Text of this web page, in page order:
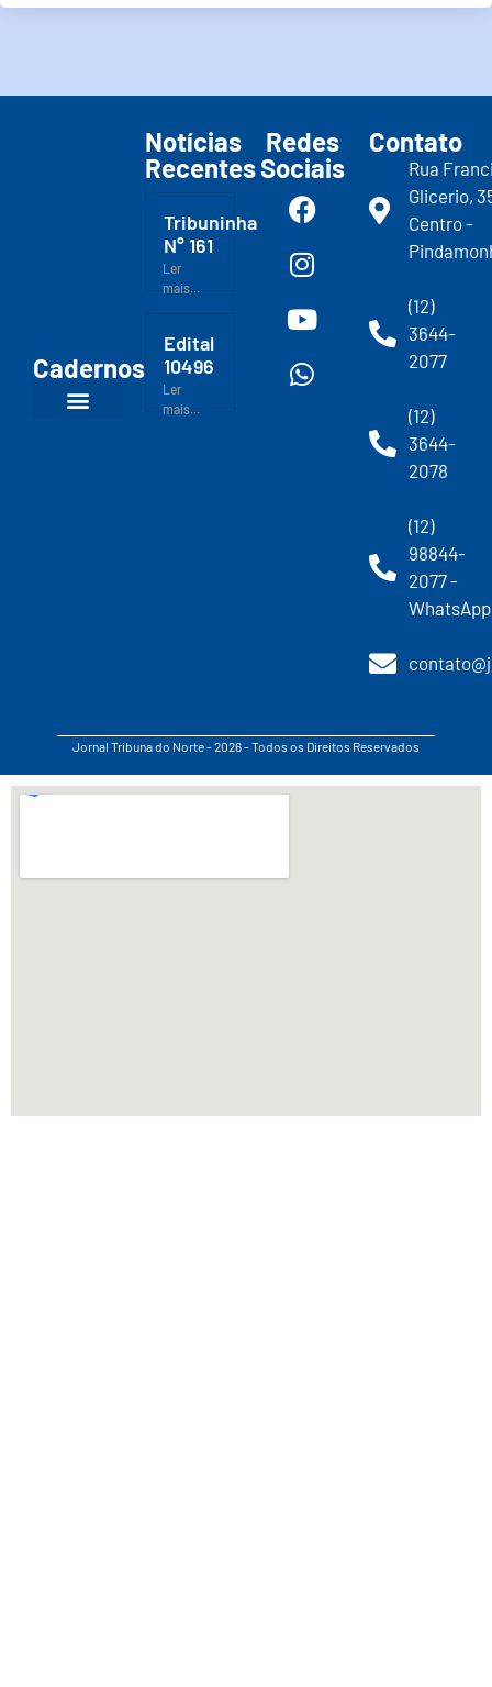
Cadernos
Notícias
Recentes
Tribuninha
N° 161
Ler
mais...
Edital
10496
Ler
mais...
Redes
Sociais
Contato
Rua
Glicerio,
Centro -
(12)
3644-
2077
(12)
3644-
2078
(12)
98844-
2077 -
WhatsApp
Jornal Tribuna do Norte - 2026 - Todos os Direitos Reservados